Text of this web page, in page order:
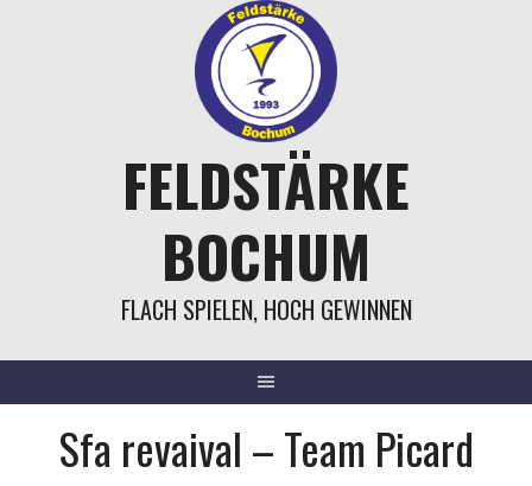
FELDSTÄRKE
BOCHUM
FLACH SPIELEN, HOCH GEWINNEN
Sfa revaival – Team Picard